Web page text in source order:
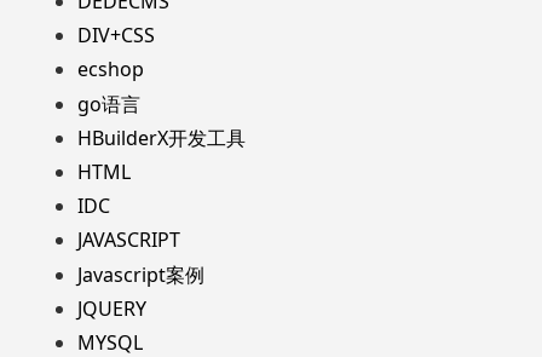
DIV+CSS
ecshop
go语言
HBuilderX开发工具
HTML
IDC
JAVASCRIPT
Javascript案例
JQUERY
MYSQL